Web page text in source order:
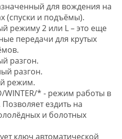
для вождения на
(спуски и подъёмы).
режиму 2 или L – это еще
передачи для крутых
разгон.
разгон.
режим.
WINTER/* - режим работы в
ездить на
и болотных
ключ автоматической